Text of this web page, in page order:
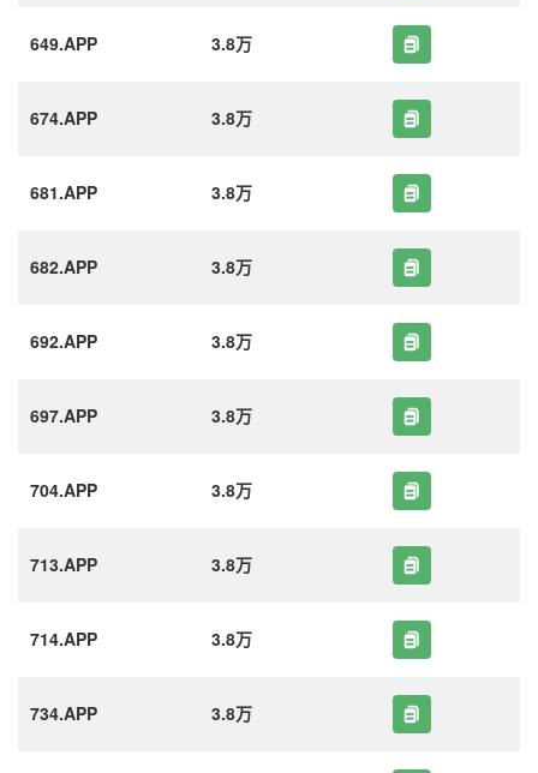
649.APP 3.8万
674.APP 3.8万
681.APP 3.8万
682.APP 3.8万
692.APP 3.8万
697.APP 3.8万
704.APP 3.8万
713.APP 3.8万
714.APP 3.8万
734.APP 3.8万